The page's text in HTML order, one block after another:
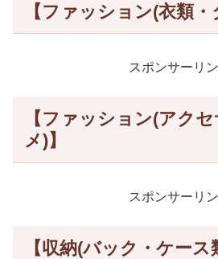
【ファッション(衣類・
スポンサーリ
【ファッション(アク
メ)】
スポンサーリ
【収納(バック・ケース